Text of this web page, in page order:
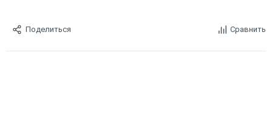
Поделиться Сравнить